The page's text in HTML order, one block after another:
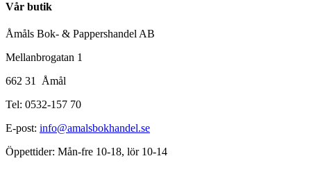
Vår butik
Åmåls Bok- & Pappershandel AB
Mellanbrogatan 1
662 31 Åmål
Tel: 0532-157 70
E-post: info@amalsbokhandel.se
Öppettider: Mån-fre 10-18, lör 10-14